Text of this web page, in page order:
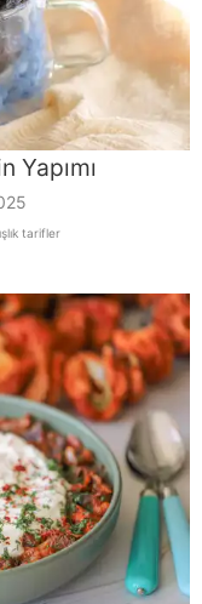
Yapımı
tarifler